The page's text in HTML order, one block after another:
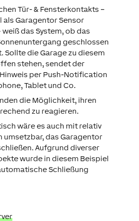
Tür- & Fensterkontakts –
als Garagentor Sensor
das System, ob das
geschlossen
die Garage zu diesem
stehen, sendet der
per Push-Notification
Tablet und Co.
die Möglichkeit, ihren
zu reagieren.
wäre es auch mit relativ
umsetzbar, das Garagentor
Aufgrund diverser
wurde in diesem Beispiel
Schließung